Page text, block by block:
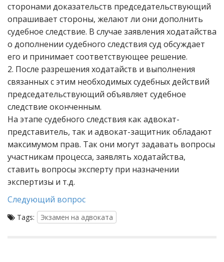
сторонами доказательств председательствующий
опрашивает стороны, желают ли они дополнить
судебное следствие. В случае заявления ходатайства
о дополнении судебного следствия суд обсуждает
его и принимает соответствующее решение.
2. После разрешения ходатайств и выполнения
связанных с этим необходимых судебных действий
председательствующий объявляет судебное
следствие оконченным.
На этапе судебного следствия как адвокат-
представитель, так и адвокат-защитник обладают
максимумом прав. Так они могут задавать вопросы
участникам процесса, заявлять ходатайства,
ставить вопросы эксперту при назначении
экспертизы и т.д.
Следующий вопрос
Tags: Экзамен на адвоката